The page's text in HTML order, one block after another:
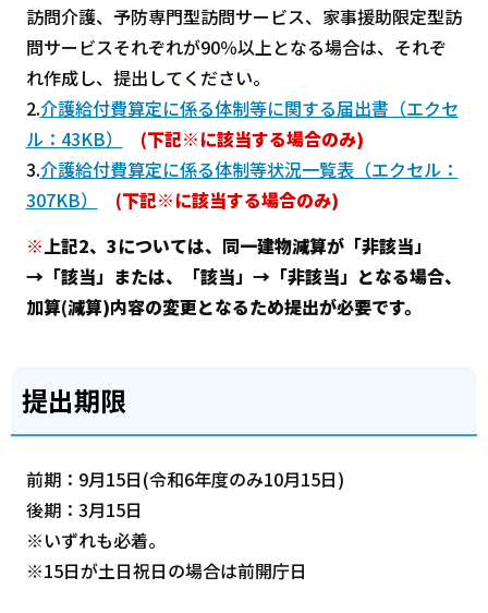
訪問介護、予防専門型訪問サービス、家事援助限定型訪
問サービスそれぞれが90％以上となる場合は、それぞ
れ作成し、提出してください。
2.介護給付費算定に係る体制等に関する届出書（エクセ
ル：43KB）
(下記※に該当する場合のみ)
3.介護給付費算定に係る体制等状況一覧表（エクセル：
307KB）
(下記※に該当する場合のみ)
※上記2、3については、同一建物減算が「非該当」
→「該当」または、「該当」→「非該当」となる場合、
加算(減算)内容の変更となるため提出が必要です。
提出期限
前期：9月15日(令和6年度のみ10月15日)
後期：3月15日
※いずれも必着。
※15日が土日祝日の場合は前開庁日